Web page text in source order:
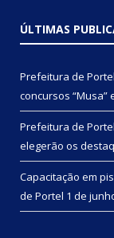
ÚLTIMAS
Prefeitura de
concursos “Musa”
Prefeitura de
elegerão os
Capacitação em
de Portel 1 de